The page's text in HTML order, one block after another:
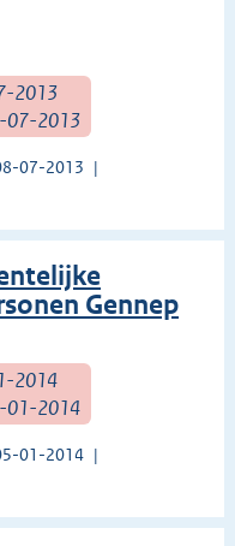
2013
07-2013
07-2013
Gennep
2014
01-2014
01-2014